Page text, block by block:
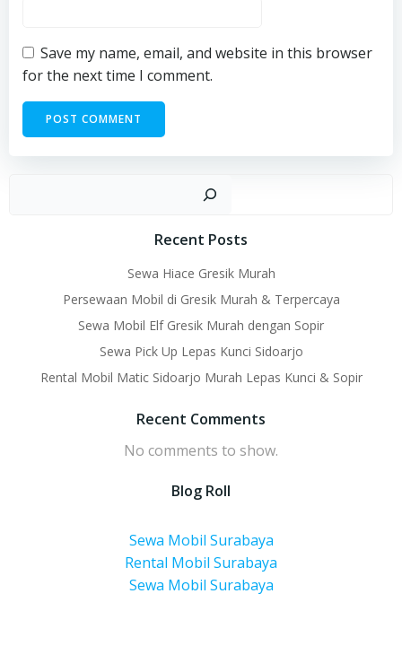
Save my name, email, and website in this browser
for the next time I comment.
Recent Posts
Sewa Hiace Gresik Murah
Persewaan Mobil di Gresik Murah & Terpercaya
Sewa Mobil Elf Gresik Murah dengan Sopir
Sewa Pick Up Lepas Kunci Sidoarjo
Rental Mobil Matic Sidoarjo Murah Lepas Kunci & Sopir
Recent Comments
No comments to show.
Blog Roll
Sewa Mobil Surabaya
Rental Mobil Surabaya
Sewa Mobil Surabaya